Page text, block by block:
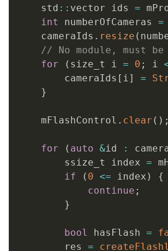
    std
:: vector ids =
int
numberOfCameras =
    cameraIds
. resize (
// No module, must
for
( size_t i = 0 ; i
        cameraIds
[ i ] =
}
    mFlashControl
. clear ( ) ;
for ( auto &id :
        ssize_t index
=
if
( 0 <= index )
{
continue ;
}
bool hasFlash =
        res
=